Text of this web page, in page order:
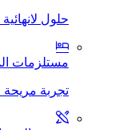
حلول
مستلزمات
تجربة مريحة